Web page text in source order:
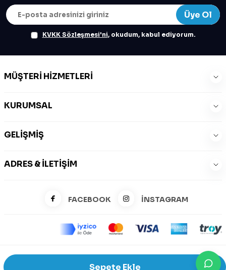
Sepete Ekle
Üye Ol
KVKK Sözleşmesi'ni, okudum, kabul ediyorum.
MÜŞTERI HIZMETLERI
KURUMSAL
GELIŞMIŞ
ADRES & İLETIŞIM
FACEBOOK İNSTAGRAM
©2026 Zeysports Tüm Hakları Saklıdır.